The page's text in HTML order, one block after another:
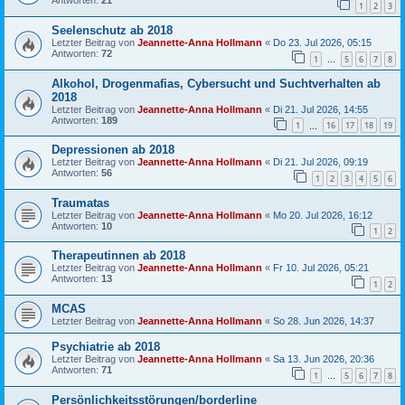
1 2 3
Seelenschutz ab 2018
Letzter Beitrag von Jeannette-Anna Hollmann « Do 23. Jul 2026, 05:15
Antworten: 72 1 … 5 6 7 8
Alkohol, Drogenmafias, Cybersucht und Suchtverhalten ab
2018
Letzter Beitrag von Jeannette-Anna Hollmann « Di 21. Jul 2026, 14:55
Antworten: 189 1 16 17 18 19
Depressionen ab 2018
Letzter Beitrag von Jeannette-Anna Hollmann « Di 21. Jul 2026, 09:19
Antworten: 56 1 2 3 4 5 6
Traumatas
Letzter Beitrag von Jeannette-Anna Hollmann « Mo 20. Jul 2026, 16:12
Antworten: 10 1 2
Therapeutinnen ab 2018
Letzter Beitrag von Jeannette-Anna Hollmann « Fr 10. Jul 2026, 05:21
Antworten: 13 1 2
MCAS
Letzter Beitrag von Jeannette-Anna Hollmann « So 28. Jun 2026, 14:37
Psychiatrie ab 2018
Letzter Beitrag von Jeannette-Anna Hollmann « Sa 13. Jun 2026, 20:36
Antworten: 71 1 … 5 6 7 8
Persönlichkeitsstörungen/borderline